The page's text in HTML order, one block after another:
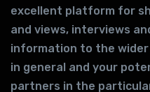
excellent platform for
and views, interviews
information to the
in general and your
partners in the